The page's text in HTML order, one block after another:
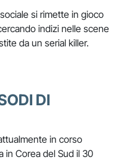
si rimette in gioco
indizi nelle scene
da un serial killer.
DI
in corso
in Corea del Sud il 30